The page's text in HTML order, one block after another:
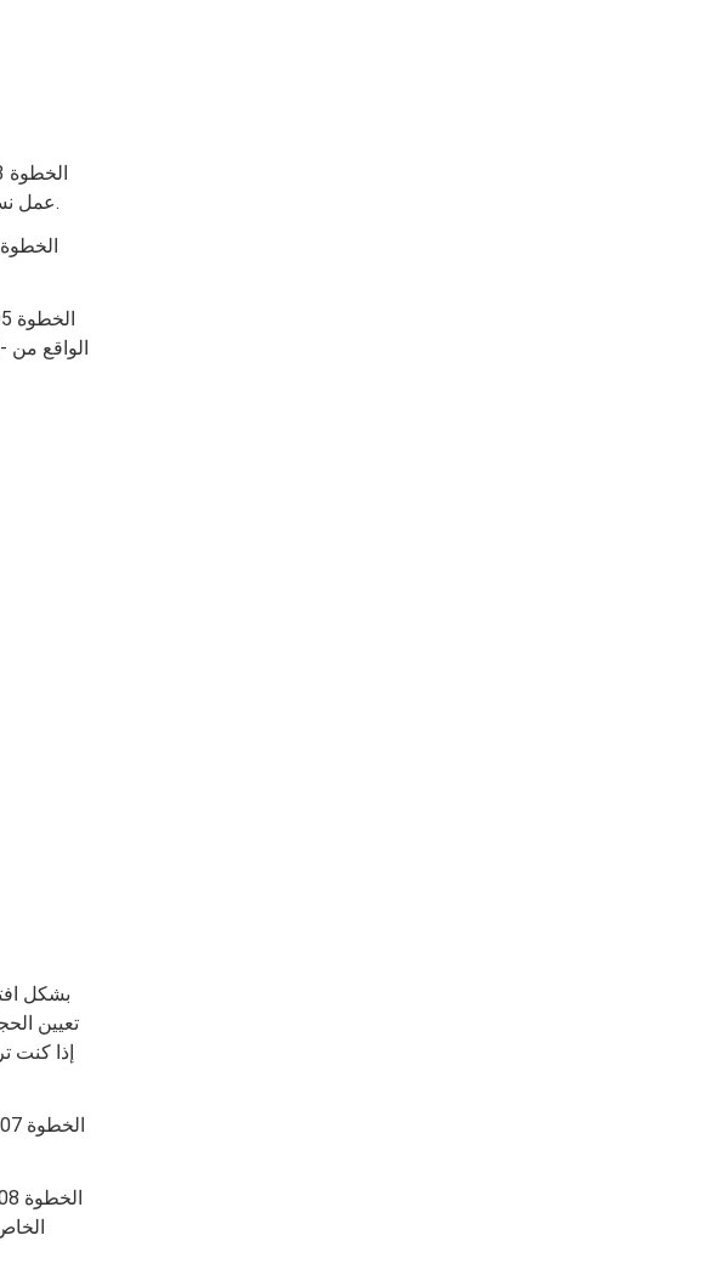
عمل نسخ متعددة من هذا الملف. بهذه الطريقة ، تكون متاحة بسهولة في حالة احتياجك إليها في المستقبل.